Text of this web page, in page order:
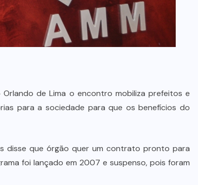
de Lima o encontro mobiliza prefeitos e
para a sociedade para que os benefícios do
disse que órgão quer um contrato pronto para
foi lançado em 2007 e suspenso, pois foram